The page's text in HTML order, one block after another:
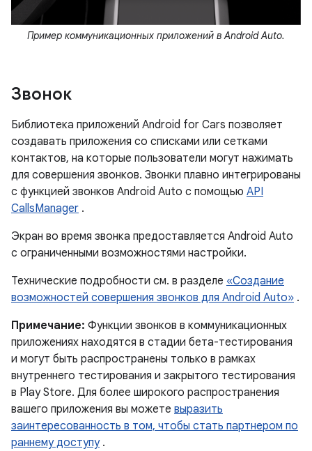
Пример коммуникационных приложений в Android Auto.
Звонок
Библиотека приложений Android for Cars позволяет
создавать приложения со списками или сетками
контактов, на которые пользователи могут нажимать
для совершения звонков. Звонки плавно интегрированы
с функцией звонков Android Auto с помощью API
CallsManager .
Экран во время звонка предоставляется Android Auto
с ограниченными возможностями настройки.
Технические подробности см. в разделе «Создание
возможностей совершения звонков для Android Auto» .
Примечание: Функции звонков в коммуникационных
приложениях находятся в стадии бета-тестирования
и могут быть распространены только в рамках
внутреннего тестирования и закрытого тестирования
в Play Store. Для более широкого распространения
вашего приложения вы можете выразить
заинтересованность в том, чтобы стать партнером по
раннему доступу.